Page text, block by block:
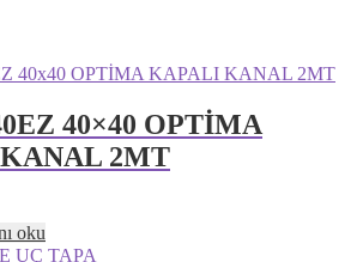
40×40 OPTİMA
2MT
oku